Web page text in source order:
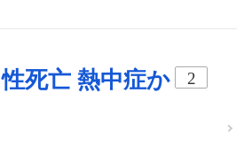
死亡 熱中症か 2